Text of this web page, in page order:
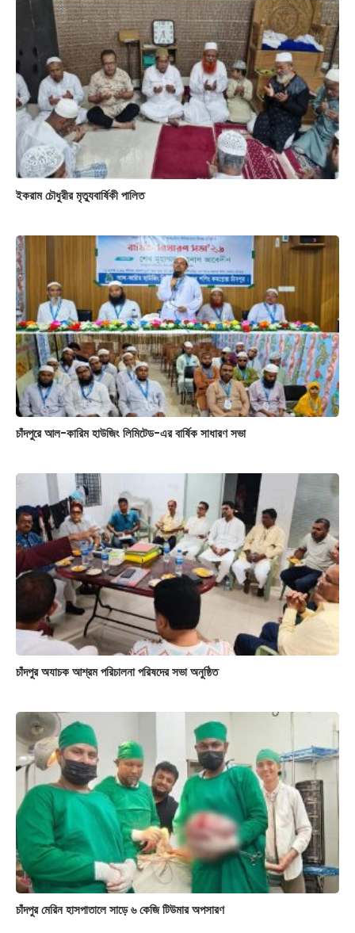
ইকরাম চৌধুরীর মৃত্যুবার্ষিকী পালিত
চাঁদপুরে আল-কারিম হাউজিং লিমিটেড-এর বার্ষিক সাধারণ সভা
চাঁদপুর অযাচক আশ্রম পরিচালনা পরিষদের সভা অনুষ্ঠিত
চাঁদপুর মেরিন হাসপাতালে সাড়ে ৬ কেজি টিউমার অপসারণ